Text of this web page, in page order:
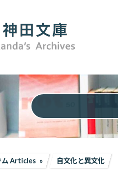
ム Articles 自文化と異文化